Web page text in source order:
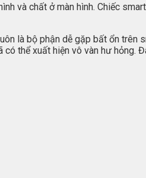
và chất ở màn hình. Chiếc
là bộ phận dễ gặp bất ổn
thể xuất hiện vô vàn hư hỏng.